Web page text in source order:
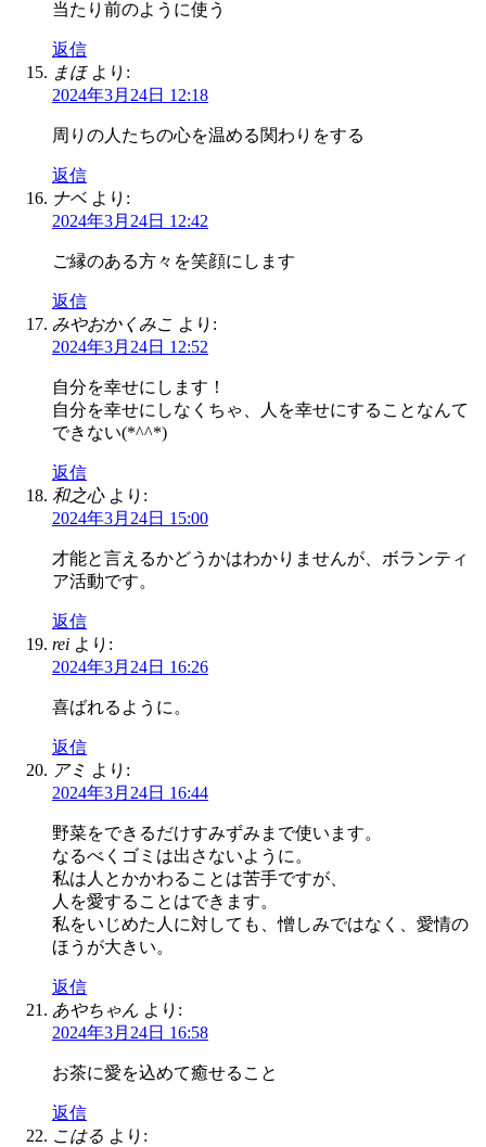
当たり前のように使う
返信
まほ より:
2024年3月24日 12:18
周りの人たちの心を温める関わりをする
返信
ナベ より:
2024年3月24日 12:42
ご縁のある方々を笑顔にします
返信
みやおかくみこ より:
2024年3月24日 12:52
自分を幸せにします！
自分を幸せにしなくちゃ、人を幸せにすることなんて
できない(*^^*)
返信
和之心 より:
2024年3月24日 15:00
才能と言えるかどうかはわかりませんが、ボランティ
ア活動です。
返信
rei より:
2024年3月24日 16:26
喜ばれるように。
返信
アミ より:
2024年3月24日 16:44
野菜をできるだけすみずみまで使います。
なるべくゴミは出さないように。
私は人とかかわることは苦手ですが、
人を愛することはできます。
私をいじめた人に対しても、憎しみではなく、愛情の
ほうが大きい。
返信
あやちゃん より:
2024年3月24日 16:58
お茶に愛を込めて癒せること
返信
こはる より: